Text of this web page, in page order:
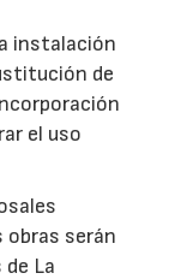
instalación
de
el uso
obras serán
La